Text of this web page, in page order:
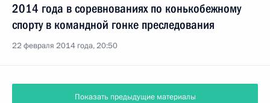
2014 года в соревнованиях по конькобежному
спорту в командной гонке преследования
22 февраля 2014 года, 20:50
Показать предыдущие материалы